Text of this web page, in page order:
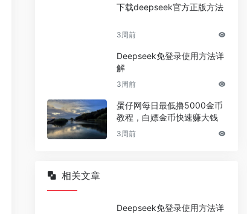
下载deepseek官方正版方法
3周前
Deepseek免登录使用方法详
解
3周前
蛋仔网每日最低撸5000金币
教程，白嫖金币快速赚大钱
3周前
相关文章
Deepseek免登录使用方法详